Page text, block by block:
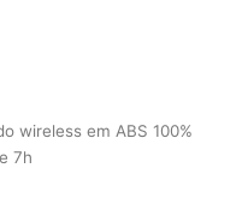
wireless em ABS 100%
7h